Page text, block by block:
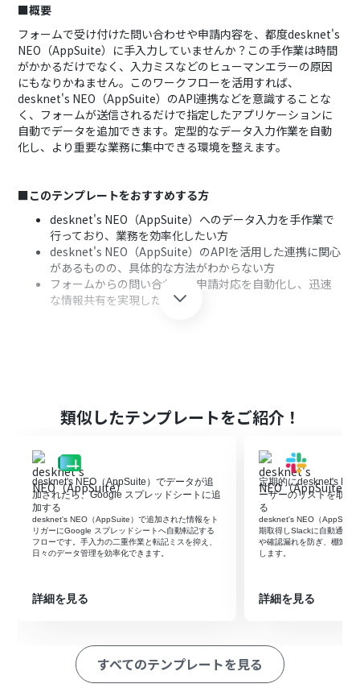
■概要
フォームで受け付けた問い合わせや申請内容を、都度desknet's
NEO（AppSuite）に手入力していませんか？この手作業は時間
がかかるだけでなく、入力ミスなどのヒューマンエラーの原因
にもなりかねません。このワークフローを活用すれば、
desknet's NEO（AppSuite）のAPI連携などを意識することな
く、フォームが送信されるだけで指定したアプリケーションに
自動でデータを追加できます。定型的なデータ入力作業を自動
化し、より重要な業務に集中できる環境を整えます。
■このテンプレートをおすすめする方
desknet's NEO（AppSuite）へのデータ入力を手作業で
行っており、業務を効率化したい方
desknet's NEO（AppSuite）のAPIを活用した連携に関心
があるものの、具体的な方法がわからない方
フォームからの問い合わせや申請対応を自動化し、迅速
な情報共有を実現したい方
手作業でのデータ転記が不要になるため、入力間違いや
■フローボットの流れ
はじめに、desknet's NEO（AppSuite）をYoomと連携
します
次に、トリガーでフォームトリガーを選択し、「フォーム
で回答が送信されたら」というアクションを設定します
を選択し、「データを追加する」アクションを設定し、フ
ォームの回答内容と連携させます
ペレーション」：トリガー起動後、フロー内で処理を行うアク
類似したテンプレートをご紹介！
desknet's NEO（AppSuite）でデータが追
加されたら、Google スプレッドシートに追
加する
desknet's NEO（AppSuite）で追加された情報をト
リガーにGoogle スプレッドシートへ自動転記する
フローです。手入力の二重作業と転記ミスを抑え、
日々のデータ管理を効率化できます。
詳細を見る
定期的にdesknet's
ーザーのリストを取得
る
desknet's NEO（AppSuite
期取得しSlackに自動通知
や確認漏れを防ぎ、棚卸し
します。
詳細を見る
すべてのテンプレートを見る